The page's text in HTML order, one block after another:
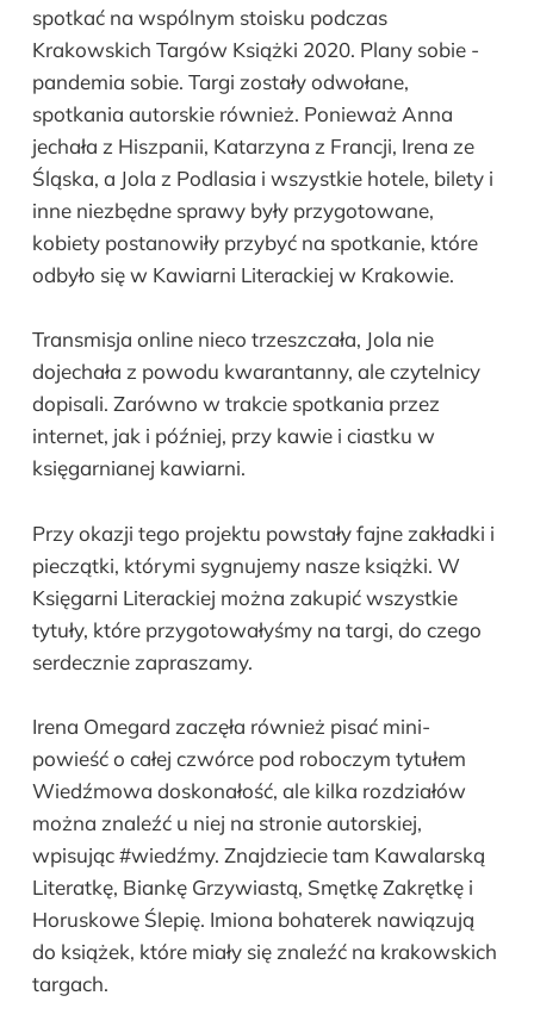
spotkać na wspólnym stoisku podczas
Krakowskich Targów Książki 2020. Plany sobie -
pandemia sobie. Targi zostały odwołane,
spotkania autorskie również. Ponieważ Anna
jechała z Hiszpanii, Katarzyna z Francji, Irena ze
Śląska, a Jola z Podlasia i wszystkie hotele, bilety i
inne niezbędne sprawy były przygotowane,
kobiety postanowiły przybyć na spotkanie, które
odbyło się w Kawiarni Literackiej w Krakowie.
Transmisja online nieco trzeszczała, Jola nie
dojechała z powodu kwarantanny, ale czytelnicy
dopisali. Zarówno w trakcie spotkania przez
internet, jak i później, przy kawie i ciastku w
księgarnianej kawiarni.
Przy okazji tego projektu powstały fajne zakładki i
pieczątki, którymi sygnujemy nasze książki. W
Księgarni Literackiej można zakupić wszystkie
tytuły, które przygotowałyśmy na targi, do czego
serdecznie zapraszamy.
Irena Omegard zaczęła również pisać mini-
powieść o całej czwórce pod roboczym tytułem
Wiedźmowa doskonałość, ale kilka rozdziałów
można znaleźć u niej na stronie autorskiej,
wpisując #wiedźmy. Znajdziecie tam Kawalarską
Literatkę, Biankę Grzywiastą, Smętkę Zakrętkę i
Horuskowe Ślepię. Imiona bohaterek nawiązują
do książek, które miały się znaleźć na krakowskich
targach.